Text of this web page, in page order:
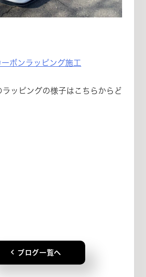
ボンラッピング施工
ラッピングの様子はこちらからど
keyboard_arrow_left ブログ一覧へ